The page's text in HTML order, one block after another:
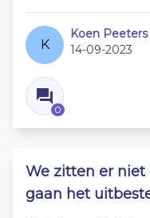
K
Koen Peeters
14-09-2023
0
We zitten er
gaan het